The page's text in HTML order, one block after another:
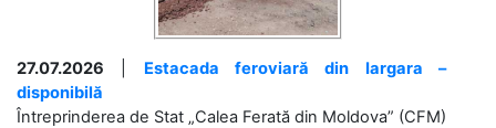
27.07.2026
Estacada feroviară din Iargara –
disponibilă
Întreprinderea de Stat „Calea Ferată din Moldova” (CFM)